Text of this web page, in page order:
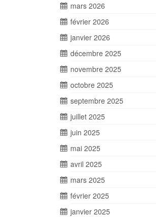
mars 2026
février 2026
janvier 2026
décembre 2025
novembre 2025
octobre 2025
septembre 2025
juillet 2025
juin 2025
mai 2025
avril 2025
mars 2025
février 2025
janvier 2025